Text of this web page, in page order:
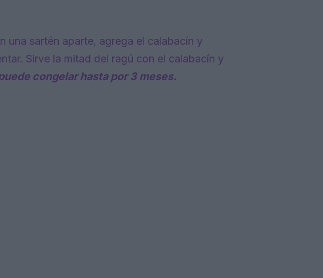
una sartén aparte, agrega el calabacín y
Sirve la mitad del ragú con el calabacín y
congelar hasta por 3 meses.